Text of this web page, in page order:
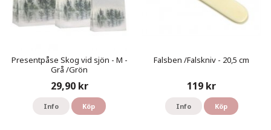
Presentpåse Skog vid sjön - M -
Grå /Grön
29,90 kr
Info Köp
Falsben /Falskniv - 20,5 cm
119 kr
Info Köp